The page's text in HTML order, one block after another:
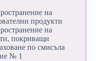
на
продукти
на
покриващи
по смисъла
№ 1